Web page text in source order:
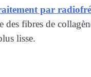
par
fibres de
lisse.